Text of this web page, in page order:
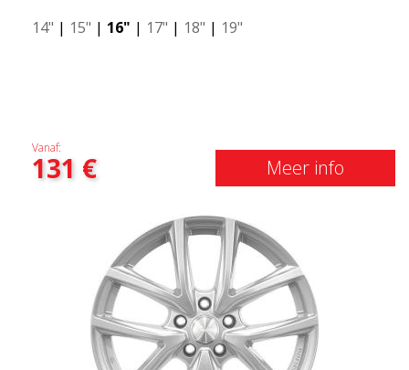
14" | 15" | 16" | 17" | 18" | 19"
Vanaf:
131 € Meer info